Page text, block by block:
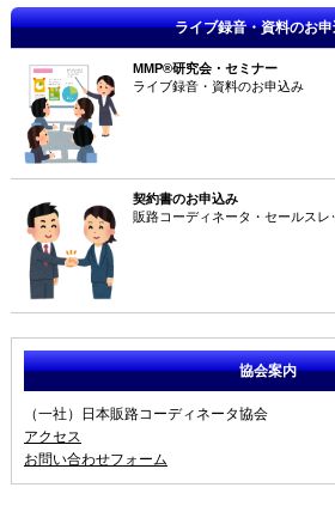
ライブ録音・資料のお
MMP®研究会・セミナー
ライブ録音・資料のお申込み
契約書のお申込み
販路コーディネータ・セールス
協会案内
（一社）日本販路コーディネータ協会
アクセス
お問い合わせフォーム